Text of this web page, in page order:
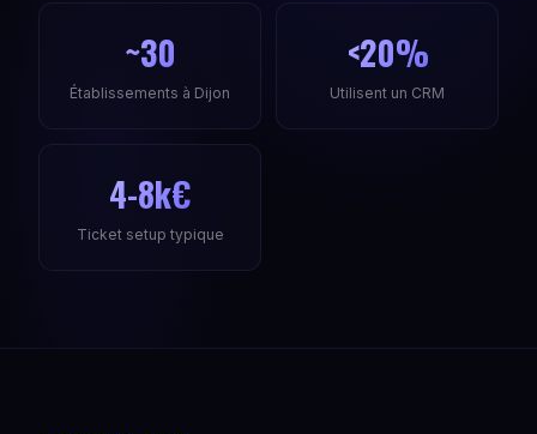
~30
Établissements à Dijon
<20%
Utilisent un CRM
4-8k€
Ticket setup typique